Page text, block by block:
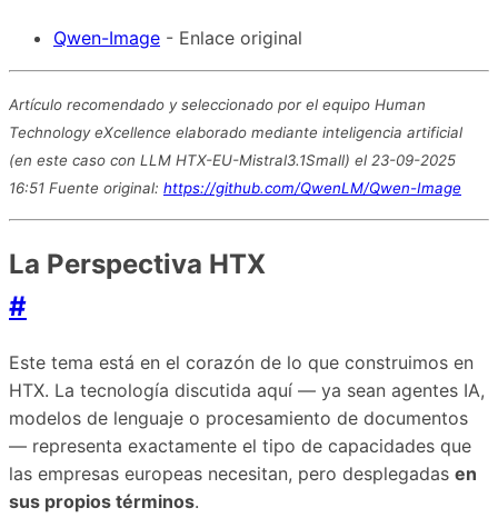
Qwen-Image - Enlace original
Artículo recomendado y seleccionado por el equipo Human
Technology eXcellence elaborado mediante inteligencia artificial
(en este caso con LLM HTX-EU-Mistral3.1Small) el 23-09-2025
16:51 Fuente original: https://github.com/QwenLM/Qwen-Image
La Perspectiva HTX
#
Este tema está en el corazón de lo que construimos en
HTX. La tecnología discutida aquí — ya sean agentes IA,
modelos de lenguaje o procesamiento de documentos
— representa exactamente el tipo de capacidades que
las empresas europeas necesitan, pero desplegadas en
sus propios términos.